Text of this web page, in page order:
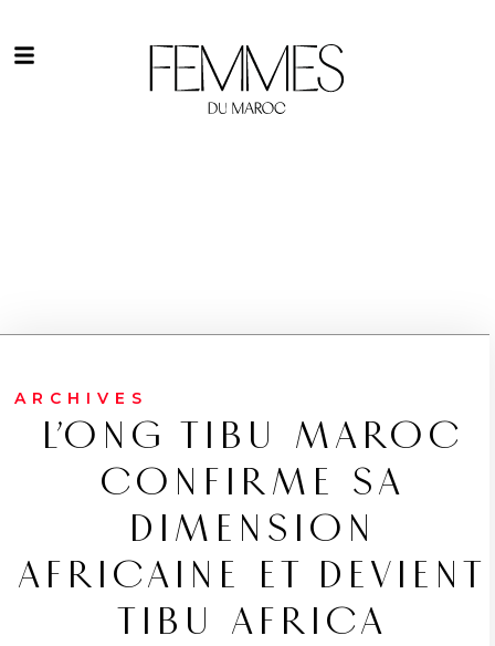
ARCHIVES
L’ONG TIBU MAROC
CONFIRME SA
DIMENSION
AFRICAINE ET DEVIENT
TIBU AFRICA